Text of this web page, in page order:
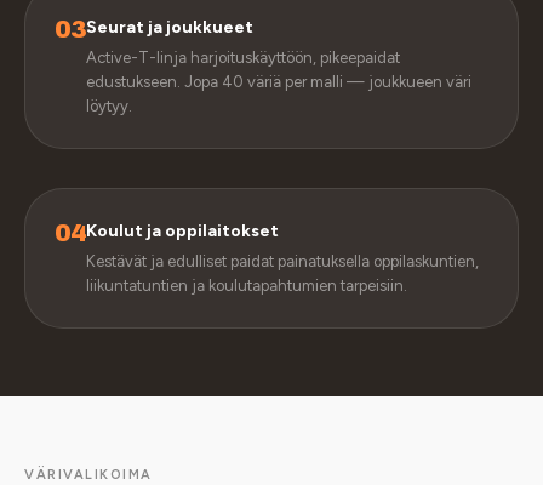
03Seurat ja joukkueet
Active-T-linja harjoituskäyttöön, pikeepaidat
edustukseen. Jopa 40 väriä per malli — joukkueen väri
löytyy.
04Koulut ja oppilaitokset
Kestävät ja edulliset paidat painatuksella oppilaskuntien,
liikuntatuntien ja koulutapahtumien tarpeisiin.
VÄRIVALIKOIMA